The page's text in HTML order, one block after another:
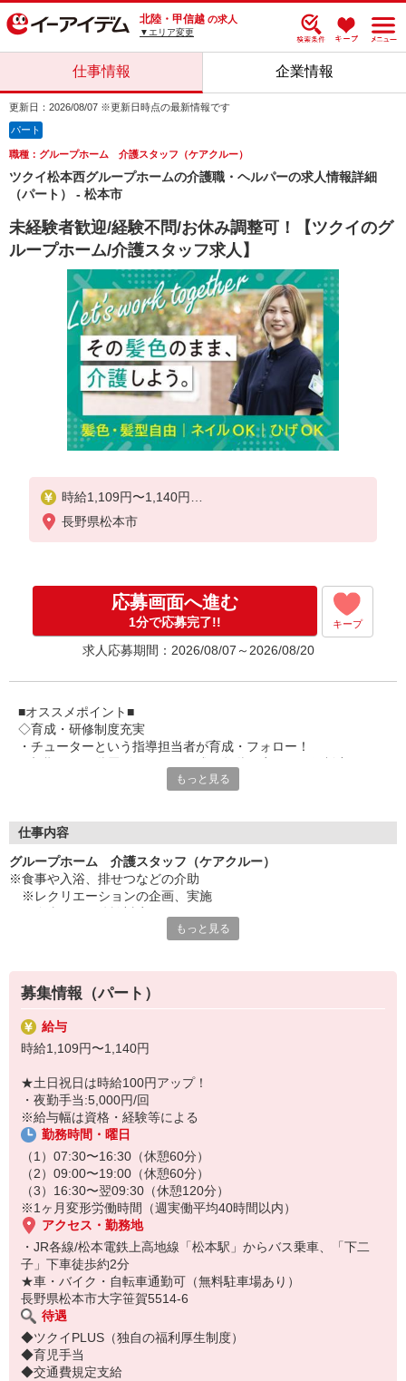
北陸・甲信越 の求人
▼エリア変更
仕事情報 企業情報
更新日：2026/08/07 ※更新日時点の最新情報です
パート
職種：グループホーム 介護スタッフ（ケアクルー）
ツクイ松本西グループホームの介護職・ヘルパーの求人情報詳細
（パート） - 松本市
未経験者歓迎/経験不問/お休み調整可！【ツクイのグ
ループホーム/介護スタッフ求人】
時給1,109円〜1,140円
★土日祝日は時給100円アップ！
長野県松本市
応募画面へ進む
1分で応募完了!! キープ
求人応募期間：2026/08/07～2026/08/20
■オススメポイント■
◇育成・研修制度充実
・チューターという指導担当者が育成・フォロー！
・キャリアアップ支援制度を活用して働きながら資格取得が可能
・ツクイ独自の福祉厚生制度でプライベートも充実
・子育て支援の福利厚生制度あり！子育てと仕事の両立を応援◎
・スタッフ何でも相談窓口やライフキャリア相談など、各相談窓
口あり
◇頑張った分、スタッフに還元！
・パートは特別手当の支給あり
もっと見る
仕事内容
グループホーム 介護スタッフ（ケアクルー）
※食事や入浴、排せつなどの介助
※レクリエーションの企画、実施
上記業務に加えて、以下の業務を担当
※就寝・起床介助
※2時間ごとの巡回
※定時連絡と報告など
認知症の高齢者が共同生活を営む中で、必要な支援・援助・サービ
スを提供します。少人数のユニット単位での共同生活により、認知
症の症状を和らげ、進行を緩やかにすることを目的としています。
アットホームな環境の中で、精神的な安定や自立支援を目指した介
護を行います。
もっと見る
募集情報（パート）
給与
時給1,109円〜1,140円
★土日祝日は時給100円アップ！
・夜勤手当:5,000円/回
※給与幅は資格・経験等による
勤務時間・曜日
（1）07:30〜16:30（休憩60分）
（2）09:00〜19:00（休憩60分）
（3）16:30〜翌09:30（休憩120分）
※1ヶ月変形労働時間（週実働平均40時間以内）
アクセス・勤務地
・JR各線/松本電鉄上高地線「松本駅」からバス乗車、「下二
子」下車徒歩約2分
★車・バイク・自転車通勤可（無料駐車場あり）
長野県松本市大字笹賀5514-6
待遇
◆ツクイPLUS（独自の福利厚生制度）
◆育児手当
◆交通費規定支給